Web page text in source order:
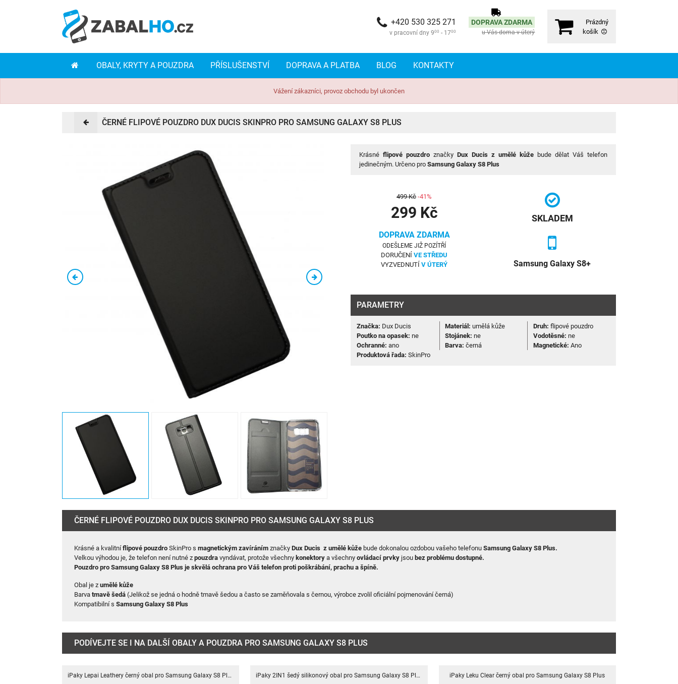
Prázdný
košík
DOPRAVA ZDARMA
u Vás doma v úterý
+420 530 325 271
v pracovní dny 900 - 1700
OBALY, KRYTY A POUZDRA PŘÍSLUŠENSTVÍ DOPRAVA A PLATBA BLOG KONTAKTY
Vážení zákazníci, provoz obchodu byl ukončen
ČERNÉ FLIPOVÉ POUZDRO DUX DUCIS SKINPRO PRO SAMSUNG GALAXY S8 PLUS
Krásnéflipové pouzdro značkyDux Ducis z umělé kůžebude dělat Váš telefon
jedinečným. Určeno proSamsung Galaxy S8 Plus
499 Kč -41%
299 Kč
DOPRAVA ZDARMA
ODEŠLEME JIŽ POZÍTŘÍ
DORUČENÍVE STŘEDU
VYZVEDNUTÍV ÚTERÝ
SKLADEM
Samsung Galaxy S8+
PARAMETRY
Značka: Dux Ducis Materiál: umělá kůže Druh: flipové pouzdro
Poutko na opasek: ne Stojánek: ne Vodotěsné: ne
Ochranné: ano Barva: černá Magnetické: Ano
Produktová řada: SkinPro
ČERNÉ FLIPOVÉ POUZDRO DUX DUCIS SKINPRO PRO SAMSUNG GALAXY S8 PLUS
Krásné a kvalitníflipové pouzdro SkinPro smagnetickým zavíráním značkyDux Ducis z umělé kůže bude dokonalou ozdobou vašeho telefonuSamsung Galaxy S8 Plus.
Velkou výhodou je, že telefon není nutné zpouzdra vyndávat, protože všechny konektory a všechnyovládací prvky jsou bez problému dostupné.
Pouzdro proSamsung Galaxy S8 Plus je skvělá ochrana pro Váš telefon proti poškrábání, prachu a špíně.
Obal je zumělé kůže
Barva tmavě šedá(Jelikož se jedná o hodně tmavě šedou a často se zaměňovala s černou, výrobce zvolil oficiální pojmenování černá)
Kompatibilní s Samsung Galaxy S8 Plus
PODÍVEJTE SE I NA DALŠÍ OBALY A POUZDRA PRO SAMSUNG GALAXY S8 PLUS
iPaky Lepai Leathery černý obal pro Samsung Galaxy S8 Plus iPaky 2IN1 šedý silikonový obal pro Samsung Galaxy S8 Plus iPaky Leku Clear černý obal pro Samsung Galaxy S8 Plus